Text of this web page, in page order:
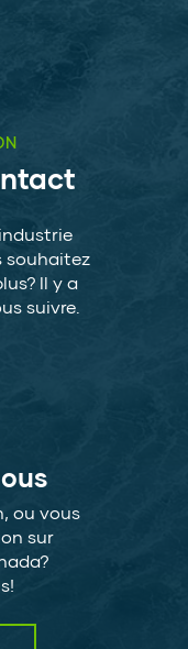
souhaitez
Il y a
suivre.
ou vous
sur